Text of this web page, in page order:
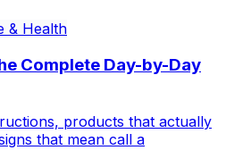
& Health
Complete Day-by-Day
products that actually
that mean call a